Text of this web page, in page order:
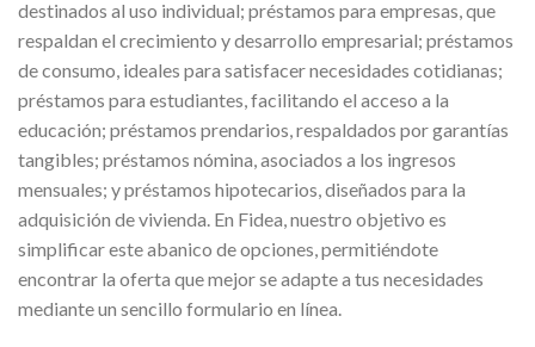
destinados al uso individual; préstamos para empresas, que
respaldan el crecimiento y desarrollo empresarial; préstamos
de consumo, ideales para satisfacer necesidades cotidianas;
préstamos para estudiantes, facilitando el acceso a la
educación; préstamos prendarios, respaldados por garantías
tangibles; préstamos nómina, asociados a los ingresos
mensuales; y préstamos hipotecarios, diseñados para la
adquisición de vivienda. En Fidea, nuestro objetivo es
simplificar este abanico de opciones, permitiéndote
encontrar la oferta que mejor se adapte a tus necesidades
mediante un sencillo formulario en línea.